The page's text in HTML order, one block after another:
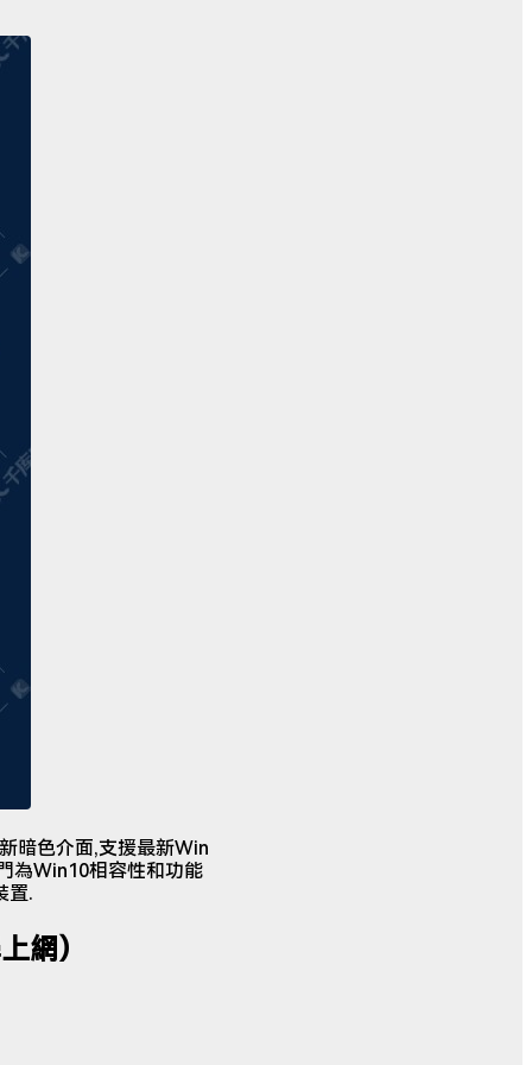
暗色介面,支援最新Win
為Win10相容性和功能
置.
網）